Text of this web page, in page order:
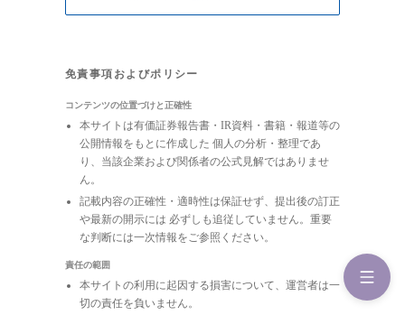
免責事項およびポリシー
コンテンツの位置づけと正確性
本サイトは有価証券報告書・IR資料・書籍・報道等の
公開情報をもとに作成した 個人の分析・整理であ
り、当該企業および関係者の公式見解ではありませ
ん。
記載内容の正確性・適時性は保証せず、提出後の訂正
や最新の開示には 必ずしも追従していません。重要
な判断には一次情報をご参照ください。
責任の範囲
本サイトの利用に起因する損害について、運営者は一
切の責任を負いません。